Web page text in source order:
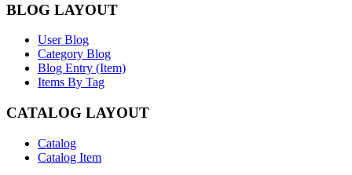
BLOG LAYOUT
User Blog
Category Blog
Blog Entry (Item)
Items By Tag
CATALOG LAYOUT
Catalog
Catalog Item